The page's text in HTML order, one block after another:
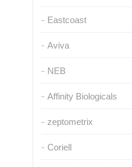
Eastcoast
Aviva
NEB
Affinity Biologicals
zeptometrix
Coriell